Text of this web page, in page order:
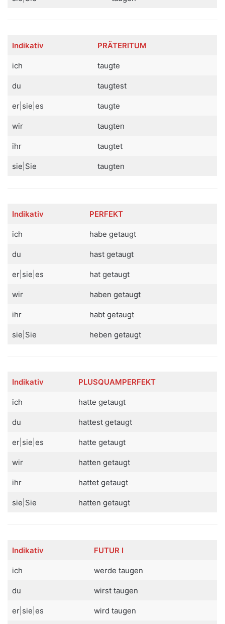
Indikativ PRÄTERITUM
ich taugte
du taugtest
er|sie|es taugte
wir taugten
ihr taugtet
sie|Sie taugten
Indikativ PERFEKT
ich habe getaugt
du hast getaugt
er|sie|es hat getaugt
wir haben getaugt
ihr habt getaugt
sie|Sie heben getaugt
Indikativ PLUSQUAMPERFEKT
ich hatte getaugt
du hattest getaugt
er|sie|es hatte getaugt
wir hatten getaugt
ihr hattet getaugt
sie|Sie hatten getaugt
Indikativ FUTUR I
ich werde taugen
du wirst taugen
er|sie|es wird taugen